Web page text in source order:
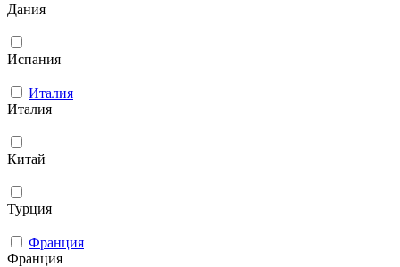
Дания
Испания
Италия
Италия
Китай
Турция
Франция
Франция